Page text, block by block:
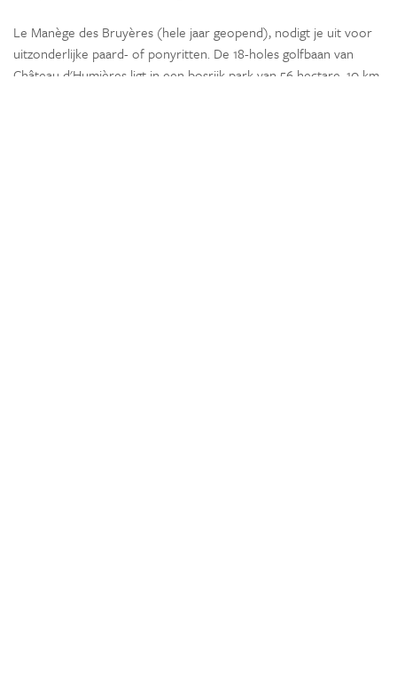
Le Manège des Bruyères (hele jaar geopend), nodigt je uit voor
uitzonderlijke paard- of ponyritten. De 18-holes golfbaan van
Château d'Humières ligt in een bosrijk park van 56 hectare, 10 km